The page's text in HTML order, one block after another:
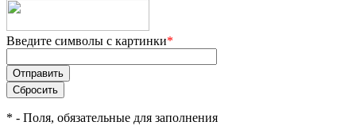
Введите символы с картинки*
* - Поля, обязательные для заполнения